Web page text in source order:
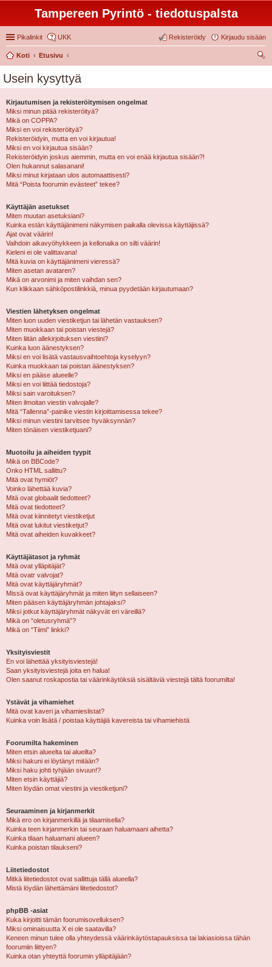
Tampereen Pyrintö - tiedotuspalsta
Pikalinkit UKK Kirjaudu sisään
Rekisteröidy
Koti
Etusivu
Usein kysyttyä
Kirjautumisen ja rekisteröitymisen ongelmat
Miksi minun pitää rekisteröityä?
Mikä on COPPA?
Miksi en voi rekisteröityä?
Rekisteröidyin, mutta en voi kirjautua!
Miksi en voi kirjautua sisään?
Rekisteröidyin joskus aiemmin, mutta en voi enää kirjautua sisään?!
Olen hukannut salasanani!
Miksi minut kirjataan ulos automaattisesti?
Mitä “Poista foorumin evästeet” tekee?
Käyttäjän asetukset
Miten muutan asetuksiani?
Kuinka estän käyttäjänimeni näkymisen paikalla olevissa käyttäjissä?
Ajat ovat väärin!
Vaihdoin aikavyöhykkeen ja kellonaika on silti väärin!
Kieleni ei ole valittavana!
Mitä kuvia on käyttäjänimeni vieressä?
Miten asetan avataren?
Mikä on arvonimi ja miten vaihdan sen?
Kun klikkaan sähköpostilinkkiä, minua pyydetään kirjautumaan?
Viestien lähetyksen ongelmat
Miten luon uuden viestiketjun tai lähetän vastauksen?
Miten muokkaan tai poistan viestejä?
Miten liitän allekirjoituksen viestiini?
Kuinka luon äänestyksen?
Miksi en voi lisätä vastausvaihtoehtoja kyselyyn?
Kuinka muokkaan tai poistan äänestyksen?
Miksi en pääse alueelle?
Miksi en voi liittää tiedostoja?
Miksi sain varoituksen?
Miten ilmoitan viestin valvojalle?
Mitä “Tallenna”-painike viestin kirjoittamisessa tekee?
Miksi minun viestini tarvitsee hyväksynnän?
Miten tönäisen viestiketjuani?
Muotoilu ja aiheiden tyypit
Mikä on BBCode?
Onko HTML sallittu?
Mitä ovat hymiöt?
Voinko lähettää kuvia?
Mitä ovat globaalit tiedotteet?
Mitä ovat tiedotteet?
Mitä ovat kiinnitetyt viestiketjut
Mitä ovat lukitut viestiketjut?
Mitä ovat aiheiden kuvakkeet?
Käyttäjätasot ja ryhmät
Mitä ovat ylläpitäjät?
Mitä ovatr valvojat?
Mitä ovat käyttäjäryhmät?
Missä ovat käyttäjäryhmät ja miten liityn sellaiseen?
Miten pääsen käyttäjäryhmän johtajaksi?
Miksi jotkut käyttäjäryhmät näkyvät eri väreillä?
Mikä on “oletusryhmä”?
Mikä on “Tiimi” linkki?
Yksityisviestit
En voi lähettää yksityisviestejä!
Saan yksityisviestejä joita en halua!
Olen saanut roskapostia tai väärinkäytöksiä sisältäviä viestejä tältä foorumilta!
Ystävät ja vihamiehet
Mitä ovat kaveri ja vihamieslistat?
Kuinka voin lisätä / poistaa käyttäjiä kavereista tai vihamiehistä
Foorumilta hakeminen
Miten etsin alueelta tai alueilta?
Miksi hakuni ei löytänyt mitään?
Miksi haku johti tyhjään sivuun!?
Miten etsin käyttäjiä?
Miten löydän omat viestini ja viestiketjuni?
Seuraaminen ja kirjanmerkit
Mikä ero on kirjanmerkillä ja tilaamisella?
Kuinka teen kirjanmerkin tai seuraan haluamaani aihetta?
Kuinka tilaan haluamani alueen?
Kuinka poistan tilaukseni?
Liitetiedostot
Mitkä liitetiedostot ovat sallittuja tällä alueella?
Mistä löydän lähettämäni liitetiedostot?
phpBB -asiat
Kuka kirjoitti tämän foorumisovelluksen?
Miksi ominaisuutta X ei ole saatavilla?
Keneen minun tulee olla yhteydessä väärinkäytöstapauksissa tai lakiasioissa tähän
foorumiin liittyen?
Kuinka otan yhteyttä foorumin ylläpitäjään?